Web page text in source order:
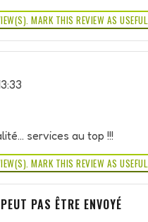
MARK THIS REVIEW AS USEFUL.
services au top !!!
MARK THIS REVIEW AS USEFUL.
PAS ÊTRE ENVOYÉ